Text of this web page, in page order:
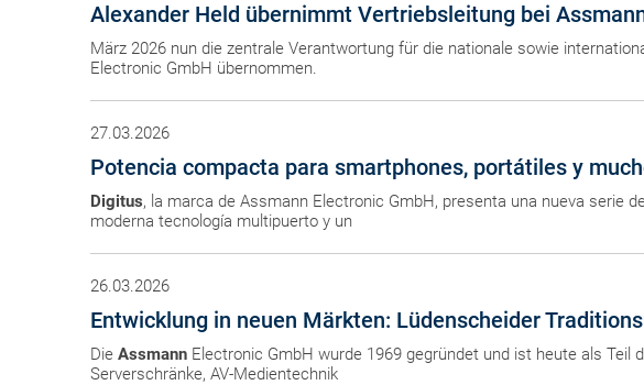
Alexander Held übernimmt Vertriebsleitung bei
März 2026 nun die zentrale Verantwortung für die nationale sowie
Electronic GmbH übernommen.
27.03.2026
Potencia compacta para smartphones, portátiles y
Digitus, la marca de Assmann Electronic GmbH, presenta una nueva serie
moderna tecnología multipuerto y un
26.03.2026
Entwicklung in neuen Märkten: Lüdenscheider
Die Assmann Electronic GmbH wurde 1969 gegründet und ist heute als Teil
Serverschränke, AV-Medientechnik